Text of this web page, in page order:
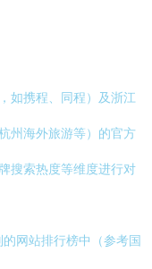
如携程、同程）及浙江
州海外旅游等）的官方
搜索热度等维度进行对
的网站排行榜中（参考国